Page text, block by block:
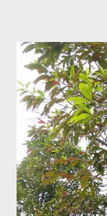
Tam Đảo (Vĩnh
năm 1560- 70);
hoa; trồng một lần